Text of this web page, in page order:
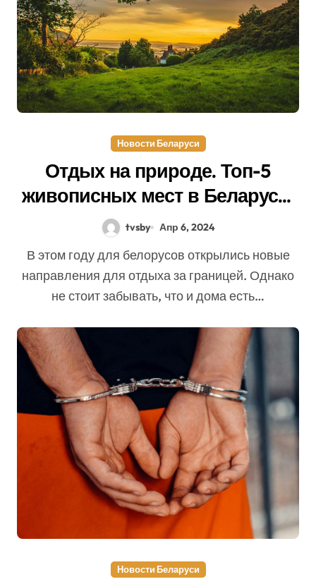
Новости Беларуси
Отдых на природе. Топ-5
живописных мест в Беларуси,
где стоит побывать этой
весной
tvsby Апр 6, 2024
В этом году для белорусов открылись новые
направления для отдыха за границей. Однако
не стоит забывать, что и дома есть…
Новости Беларуси